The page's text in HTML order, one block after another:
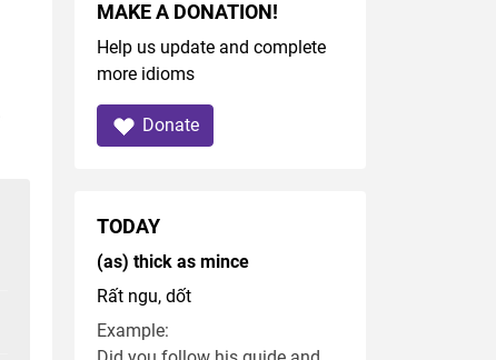
MAKE A DONATION!
Help us update and complete
more idioms
Donate
TODAY
(as) thick as mince
Rất ngu, dốt
Example: